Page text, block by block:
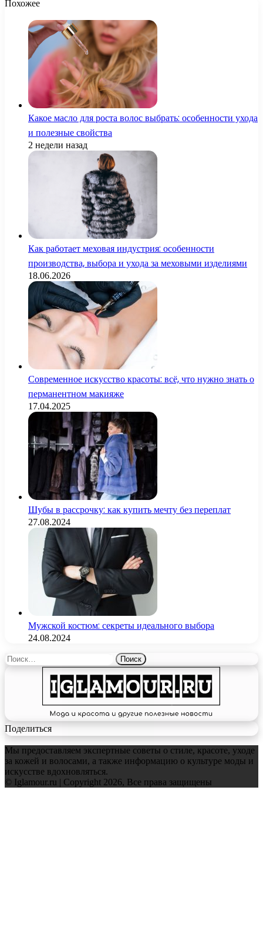
Похожее
Какое масло для роста волос выбрать: особенности ухода
и полезные свойства
2 недели назад
Как работает меховая индустрия: особенности
производства, выбора и ухода за меховыми изделиями
18.06.2026
Современное искусство красоты: всё, что нужно знать о
перманентном макияже
17.04.2025
Шубы в рассрочку: как купить мечту без переплат
27.08.2024
Мужской костюм: секреты идеального выбора
24.08.2024
Найти:
Поделиться
Мы предоставляем экспертные советы о стиле, красоте, уходе
за кожей и волосами, а также информацию о культуре моды и
искусстве вдохновляться.
© Iglamour.ru | Copyright 2026, Все права защищены